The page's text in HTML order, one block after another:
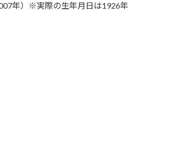
年）※実際の生年月日は1926年